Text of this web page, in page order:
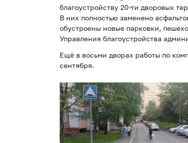
благоустройству 20-ти дворовых
В них полностью заменено
обустроены новые парковки,
Управления благоустройства
Ещё в восьми дворах работы по
сентября.